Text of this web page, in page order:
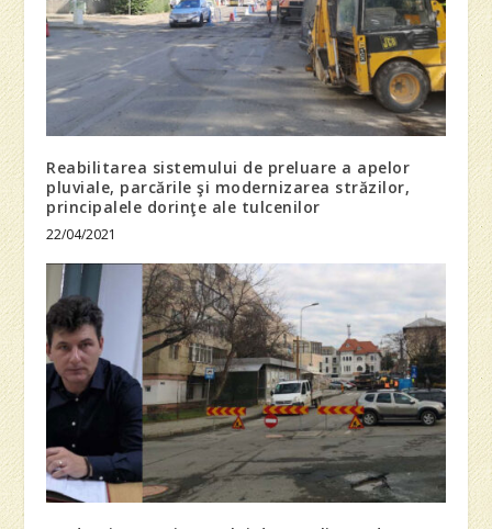
Reabilitarea sistemului de preluare a apelor
pluviale, parcările şi modernizarea străzilor,
principalele dorinţe ale tulcenilor
22/04/2021